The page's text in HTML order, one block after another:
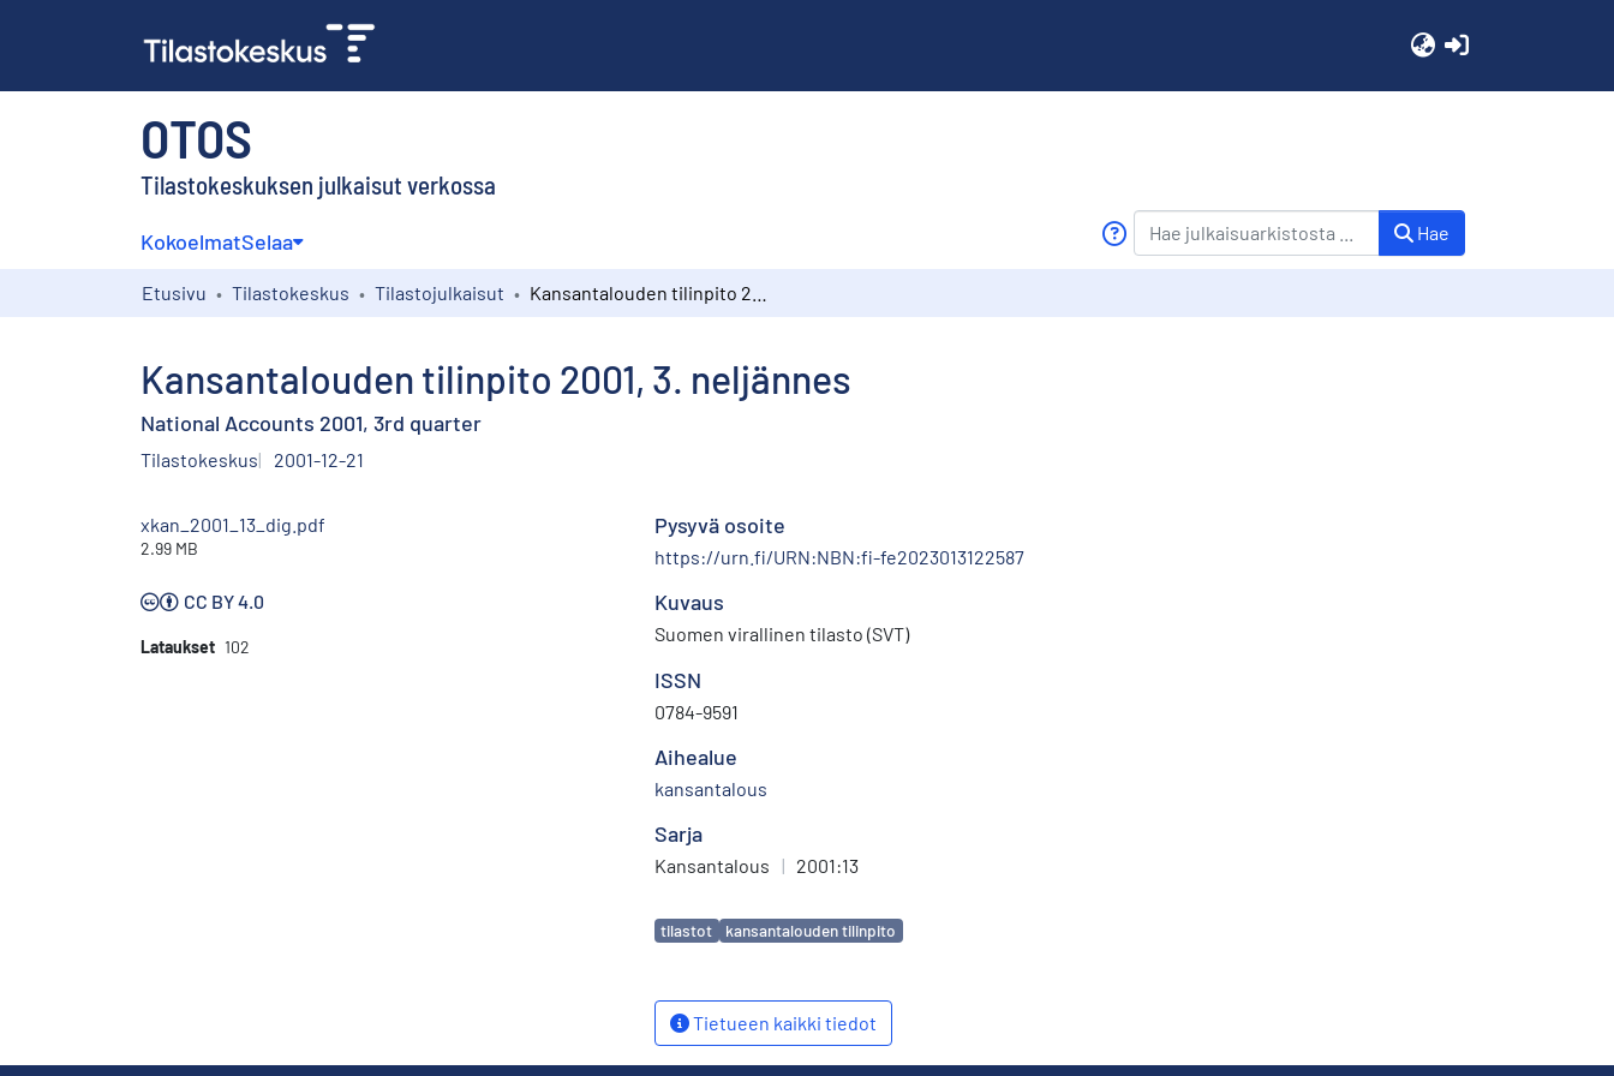
OTOS
Tilastokeskuksen julkaisut verkossa
KokoelmatSelaa Hae
Etusivu Tilastokeskus Tilastojulkaisut
Kansantalouden tilinpito 2001, 3. neljännes
National Accounts 2001, 3rd quarter
Tilastokeskus 2001-12-21
xkan_2001_13_dig.pdf
2.99 MB
CC BY 4.0
Lataukset 102
Pysyvä osoite
https://urn.fi/URN:NBN:fi-fe2023013122587
Kuvaus
Suomen virallinen tilasto (SVT)
ISSN
0784-9591
Aihealue
kansantalous
Sarja
Kansantalous | 2001:13
Avainsanat
tilastot kansantalouden tilinpito
Tietueen kaikki tiedot